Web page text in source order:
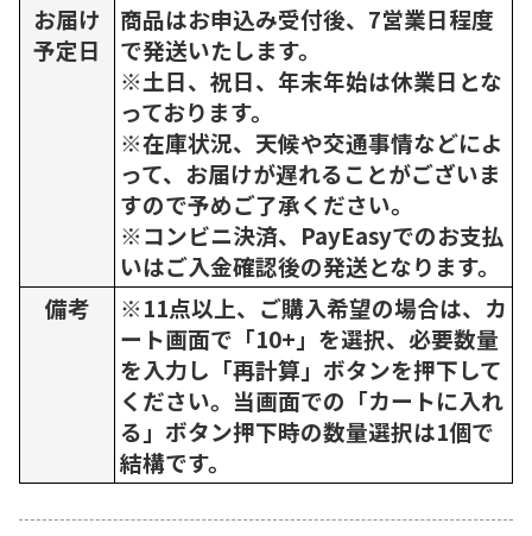
お届け
予定日
商品はお申込み受付後、7営業日程度
で発送いたします。
※土日、祝日、年末年始は休業日とな
っております。
※在庫状況、天候や交通事情などによ
って、お届けが遅れることがございま
すので予めご了承ください。
※コンビニ決済、PayEasyでのお支払
いはご入金確認後の発送となります。
備考
※11点以上、ご購入希望の場合は、カ
ート画面で「10+」を選択、必要数量
を入力し「再計算」ボタンを押下して
ください。当画面での「カートに入れ
る」ボタン押下時の数量選択は1個で
結構です。